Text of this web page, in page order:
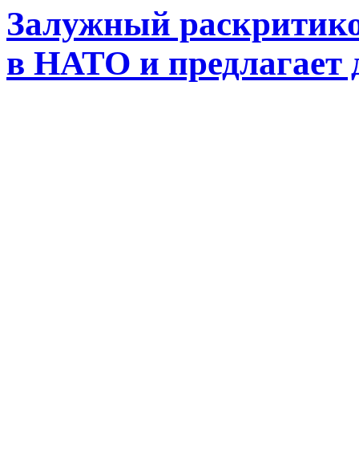
Залужный
в НАТО и предлагает